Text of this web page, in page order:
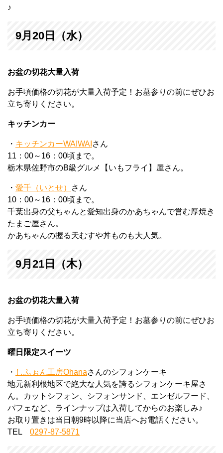
♪
9月20日（水）
お盆の切花大量入荷
お手頃価格の切花が大量入荷予定！お墓参りの前にぜひお
立ち寄りください。
キッチンカー
・ キッチンカーWAIWAI さん
11：00～16：00頃まで。
栃木県佐野市のB級グルメ【いもフライ】屋さん。
・ 愛千（いとせ）
さん
10：00～16：00頃まで。
千葉出身の父ちゃんと愛知出身のかあちゃんで営む厚焼き
たまご屋さん。
かあちゃんの握る天むすや丼ものも大人気。
9月21日（木）
お盆の切花大量入荷
お手頃価格の切花が大量入荷予定！お墓参りの前にぜひお
立ち寄りください。
曜日限定スイーツ
・ しふぉん工房Ohanaさんのシフォンケーキ
地元新利根地区で絶大な人気を誇るシフォンケーキ屋さ
ん。カットシフォン、シフォンサンド、エンゼルフード、
パフェなど、ラインナップは入荷してからのお楽しみ♪
お取り置きは当日朝9時以降に当店へお電話ください。
TEL 0297-87-5871